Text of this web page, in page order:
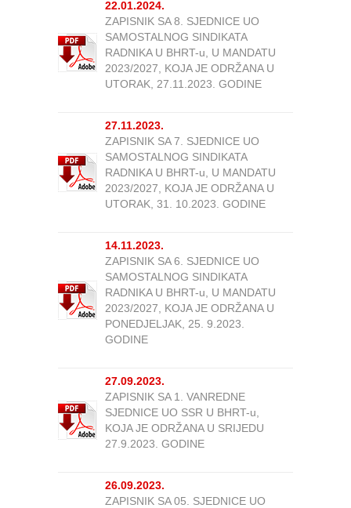
22.01.2024.
ZAPISNIK SA 8. SJEDNICE UO
SAMOSTALNOG SINDIKATA
RADNIKA U BHRT-u, U MANDATU
2023/2027, KOJA JE ODRŽANA U
UTORAK, 27.11.2023. GODINE
27.11.2023.
ZAPISNIK SA 7. SJEDNICE UO
SAMOSTALNOG SINDIKATA
RADNIKA U BHRT-u, U MANDATU
2023/2027, KOJA JE ODRŽANA U
UTORAK, 31. 10.2023. GODINE
14.11.2023.
ZAPISNIK SA 6. SJEDNICE UO
SAMOSTALNOG SINDIKATA
RADNIKA U BHRT-u, U MANDATU
2023/2027, KOJA JE ODRŽANA U
PONEDJELJAK, 25. 9.2023.
GODINE
27.09.2023.
ZAPISNIK SA 1. VANREDNE
SJEDNICE UO SSR U BHRT-u,
KOJA JE ODRŽANA U SRIJEDU
27.9.2023. GODINE
26.09.2023.
ZAPISNIK SA 05. SJEDNICE UO